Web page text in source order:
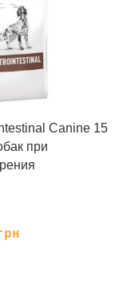
Canine 15
при